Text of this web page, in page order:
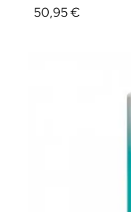
50,95 €